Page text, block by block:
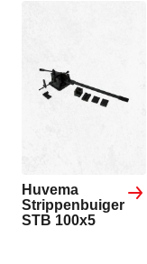
Huvema
Strippenbuiger
STB 100x5